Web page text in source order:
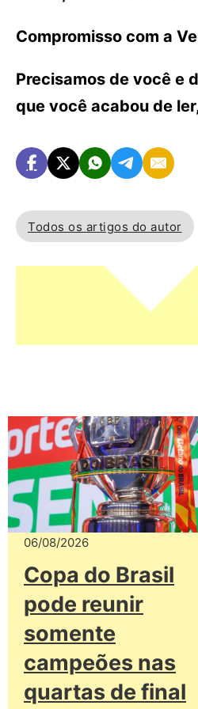
Compromisso com a
Precisamos de você e
que você acabou de
Todos os artigos do autor
06/08/2026
Copa do Brasil
pode reunir
somente
campeões nas
quartas de final